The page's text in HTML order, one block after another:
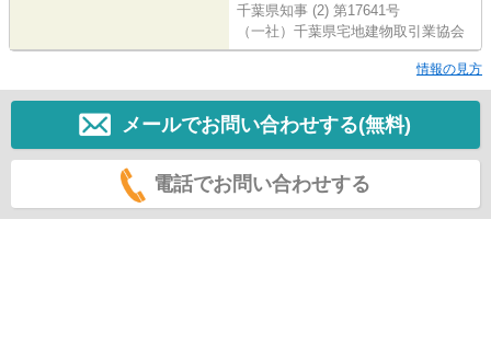
千葉県知事 (2) 第17641号
（一社）千葉県宅地建物取引業協会
情報の見方
メールでお問い合わせする(無料)
電話でお問い合わせする